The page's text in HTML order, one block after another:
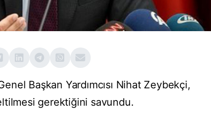
Başkan Yardımcısı Nihat Zeybekçi,
gerektiğini savundu.